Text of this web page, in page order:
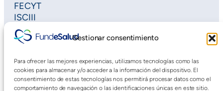
Gestionar consentimiento
Para ofrecer las mejores experiencias, utilizamos tecnologías como las
cookies para almacenar y/o acceder a la información del dispositivo. El
consentimiento de estas tecnologías nos permitirá procesar datos como el
comportamiento de navegación o las identificaciones únicas en este sitio.
FECYT
ISCIII
Horizon Europe
Plan Regional de Investigación
Saludteca
Cursos DOE